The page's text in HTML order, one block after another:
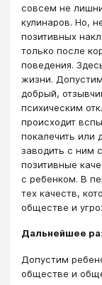
совсем не
кулинаров. Но,
позитивных
только после
поведения.
жизни.
добрый,
психическим
происходит
покалечить или
заводить с ним
позитивные
с ребенком. В
тех качеств,
обществе и
Дальнейшее
Допустим
обществе и